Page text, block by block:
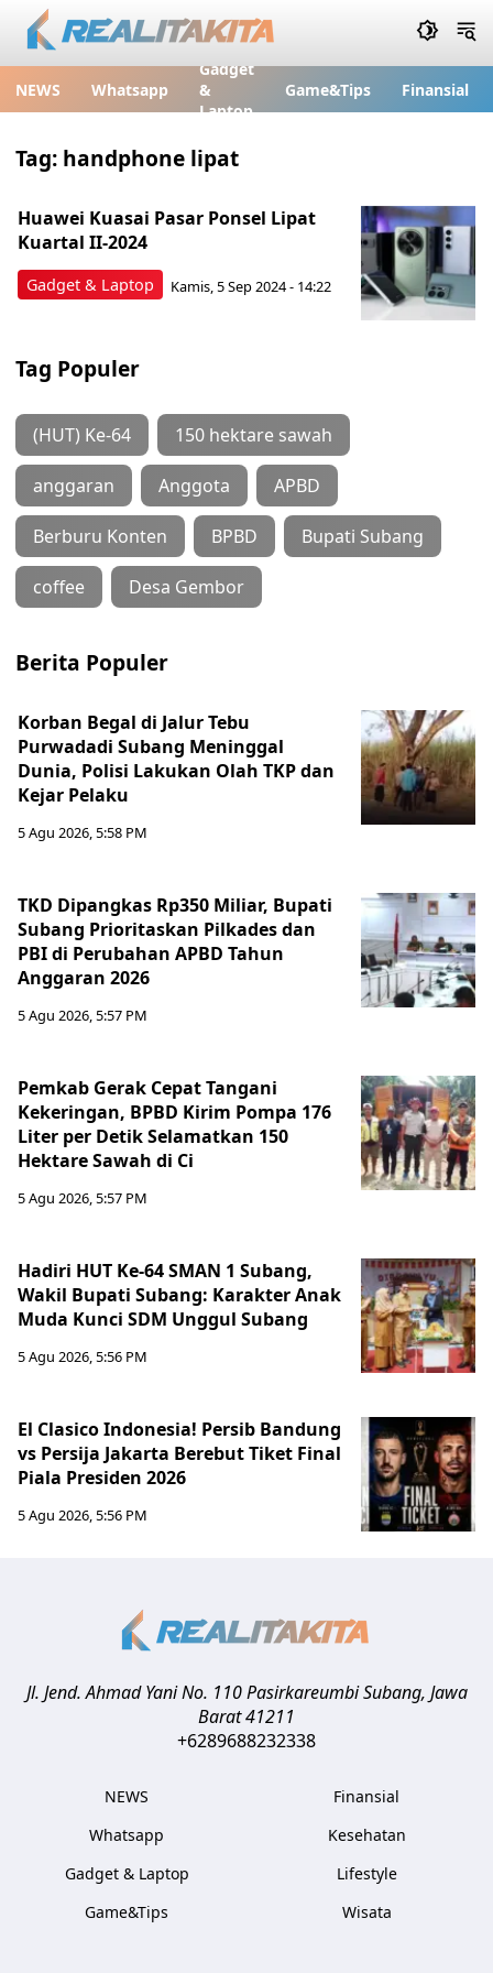
NEWS Whatsapp
Gadget
&
Laptop
Game&Tips Finansial
Tag: handphone lipat
Gadget & Laptop
Huawei Kuasai Pasar Ponsel Lipat
Kuartal II-2024
Kamis, 5 Sep 2024 - 14:22
Tag Populer
(HUT) Ke-64 150 hektare sawah
anggaran Anggota APBD
Berburu Konten BPBD Bupati Subang
coffee Desa Gembor
Berita Populer
Korban Begal di Jalur Tebu
Purwadadi Subang Meninggal
Dunia, Polisi Lakukan Olah TKP dan
Kejar Pelaku
5 Agu 2026, 5:58 PM
TKD Dipangkas Rp350 Miliar, Bupati
Subang Prioritaskan Pilkades dan
PBI di Perubahan APBD Tahun
Anggaran 2026
5 Agu 2026, 5:57 PM
Pemkab Gerak Cepat Tangani
Kekeringan, BPBD Kirim Pompa 176
Liter per Detik Selamatkan 150
Hektare Sawah di Ci
5 Agu 2026, 5:57 PM
Hadiri HUT Ke-64 SMAN 1 Subang,
Wakil Bupati Subang: Karakter Anak
Muda Kunci SDM Unggul Subang
5 Agu 2026, 5:56 PM
El Clasico Indonesia! Persib Bandung
vs Persija Jakarta Berebut Tiket Final
Piala Presiden 2026
5 Agu 2026, 5:56 PM
Jl. Jend. Ahmad Yani No. 110 Pasirkareumbi Subang, Jawa
Barat41211
+6289688232338
NEWS
Whatsapp
Gadget & Laptop
Game&Tips
Finansial
Kesehatan
Lifestyle
Wisata